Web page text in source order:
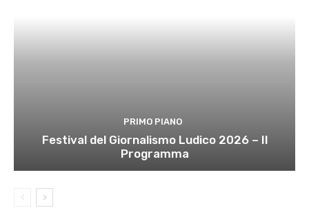
PRIMO PIANO
Festival del Giornalismo Ludico 2026 – Il
Programma